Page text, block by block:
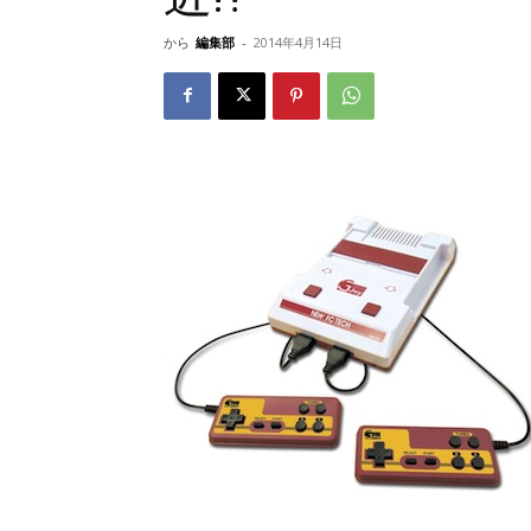
から 編集部 - 2014年4月14日